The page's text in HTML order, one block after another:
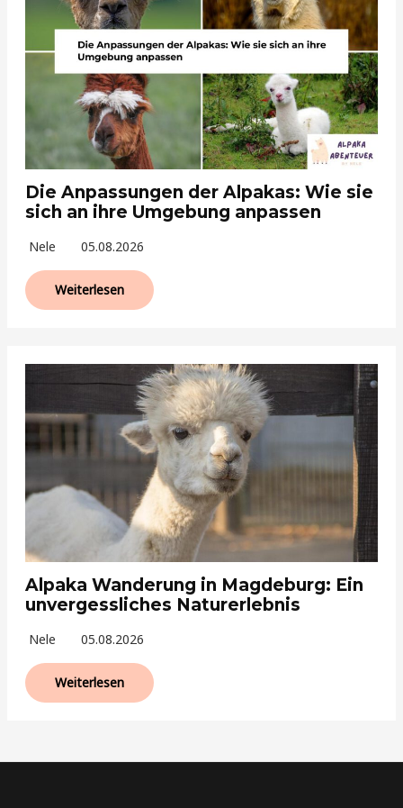
Die Anpassungen der Alpakas: Wie sie
sich an ihre Umgebung anpassen
Nele 05.08.2026
Weiterlesen
Alpaka Wanderung in Magdeburg: Ein
unvergessliches Naturerlebnis
Nele 05.08.2026
Weiterlesen